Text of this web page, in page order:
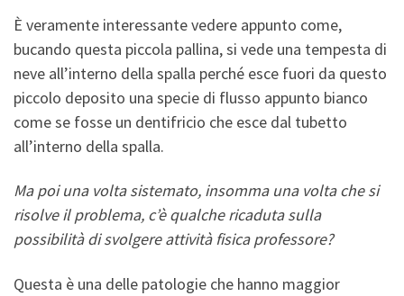
È veramente interessante vedere appunto come,
bucando questa piccola pallina, si vede una tempesta di
neve all’interno della spalla perché esce fuori da questo
piccolo deposito una specie di flusso appunto bianco
come se fosse un dentifricio che esce dal tubetto
all’interno della spalla.
Ma poi una volta sistemato, insomma una volta che si
risolve il problema, c’è qualche ricaduta sulla
possibilità di svolgere attività fisica professore?
Questa è una delle patologie che hanno maggior